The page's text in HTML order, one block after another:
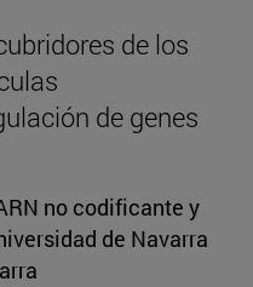
de los
de genes
no codificante y
de Navarra